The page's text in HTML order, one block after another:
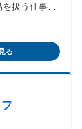
扱う仕事に
務できる方
んな
￣￣￣￣￣
着き、仕事
る